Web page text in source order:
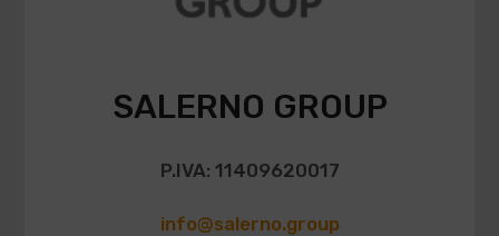
SALERNO GROUP
P.IVA: 11409620017
info@salerno.group